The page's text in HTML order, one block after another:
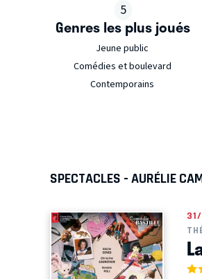
5
Genres les plus joués
Jeune public
Comédies et boulevard
Contemporains
SPECTACLES - AURÉLIE